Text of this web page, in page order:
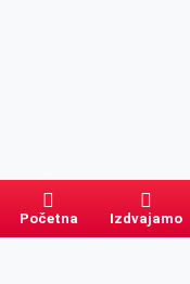
Početna Izdvajamo